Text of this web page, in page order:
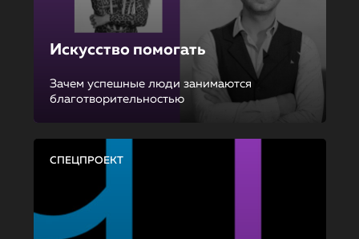
Искусство помогать
Зачем успешные люди занимаются
благотворительностью
СПЕЦПРОЕКТ